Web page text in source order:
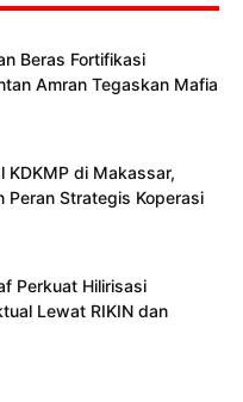
Beras Fortifikasi
Amran Tegaskan Mafia
KDKMP di Makassar,
Peran Strategis Koperasi
Perkuat Hilirisasi
Lewat RIKIN dan